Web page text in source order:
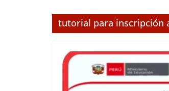
tutorial para inscripción